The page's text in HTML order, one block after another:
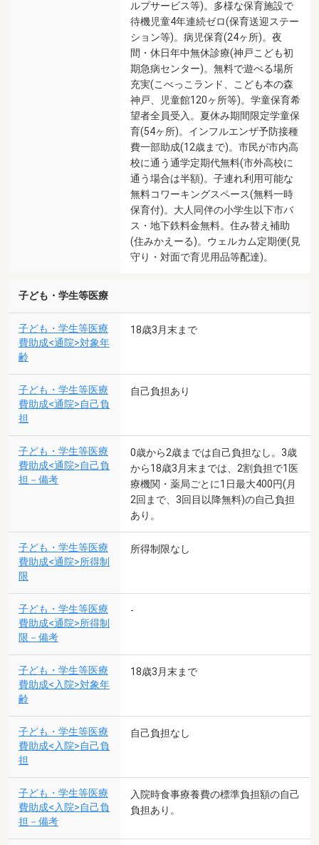
ルプサービス等)。多様な保育施設で
待機児童4年連続ゼロ(保育送迎ステー
ション等)。病児保育(24ヶ所)。夜
間・休日年中無休診療(神戸こども初
期急病センター)。無料で遊べる場所
充実(こべっこランド、こども本の森
神戸、児童館120ヶ所等)。学童保育希
望者全員受入。夏休み期間限定学童保
育(54ヶ所)。インフルエンザ予防接種
費一部助成(12歳まで)。市民が市内高
校に通う通学定期代無料(市外高校に
通う場合は半額)。子連れ利用可能な
無料コワーキングスペース(無料一時
保育付)。大人同伴の小学生以下市バ
ス・地下鉄料金無料。住み替え補助
(住みかえーる)。ウェルカム定期便(見
守り・対面で育児用品等配達)。
子ども・学生等医療
子ども・学生等医療
費助成<通院>対象年
齢
18歳3月末まで
子ども・学生等医療
費助成<通院>自己負
担
自己負担あり
子ども・学生等医療
費助成<通院>自己負
担－備考
0歳から2歳までは自己負担なし。3歳
から18歳3月末までは、2割負担で1医
療機関・薬局ごとに1日最大400円(月
2回まで、3回目以降無料)の自己負担
あり。
子ども・学生等医療
費助成<通院>所得制
限
所得制限なし
子ども・学生等医療
費助成<通院>所得制
限－備考
-
子ども・学生等医療
費助成<入院>対象年
齢
18歳3月末まで
子ども・学生等医療
費助成<入院>自己負
担
自己負担なし
子ども・学生等医療
費助成<入院>自己負
担－備考
入院時食事療養費の標準負担額の自己
負担あり。